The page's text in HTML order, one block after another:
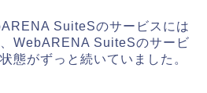
SuiteSのサービスには
WebARENA SuiteSのサービ
態がずっと続いていました。